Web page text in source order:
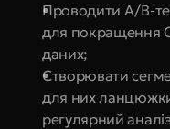
Проводити A/B-
для покращення
даних;
Створювати
для них
регулярний